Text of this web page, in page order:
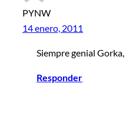
PYNW
14 enero, 2011
Siempre genial
Responder